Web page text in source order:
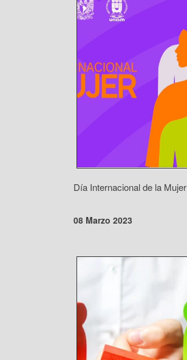
Día Internacional de la Mujer
08 Marzo 2023